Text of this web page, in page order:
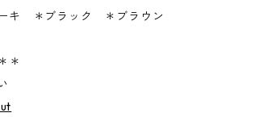
キ ＊ブラック ＊ブラウン
＊